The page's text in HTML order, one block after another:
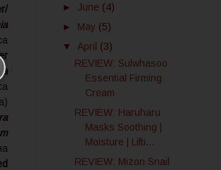
► June (4)
► May (5)
▼ April (3)
REVIEW: Sulwhasoo
Essential Firming
Cream
REVIEW: Haruharu
Masks Soothing |
Moisture | Lifti...
REVIEW: Mizon Snail